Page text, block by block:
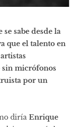
sabe desde la
que el talento en
sin micrófonos
por un
diría Enrique